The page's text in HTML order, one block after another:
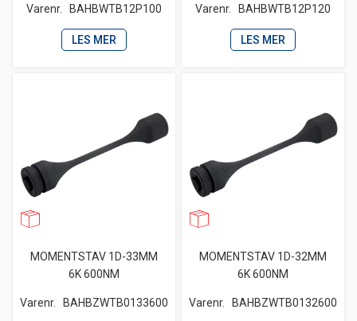
Varenr. BAHBWTB12P100
LES MER
Varenr. BAHBWTB12P120
LES MER
MOMENTSTAV 1D-33MM
6K 600NM
Varenr. BAHBZWTB0133600
MOMENTSTAV 1D-32MM
6K 600NM
Varenr. BAHBZWTB0132600